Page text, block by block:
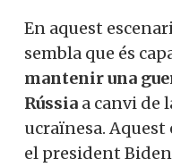
En aquest
sembla que és
mantenir una
Rússia a canvi de
ucraïnesa. Aquest
el president